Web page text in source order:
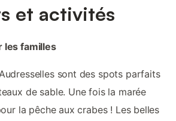
et activités
les familles
sont des spots parfaits
de sable. Une fois la marée
la pêche aux crabes ! Les belles